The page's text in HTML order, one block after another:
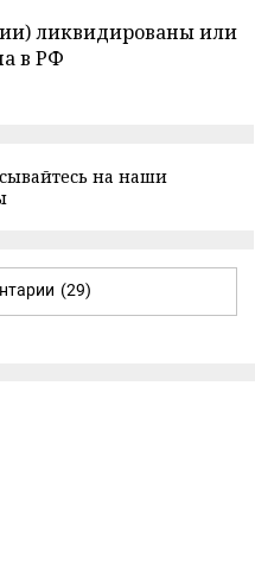
ликвидированы или
в РФ
на наши
(29)